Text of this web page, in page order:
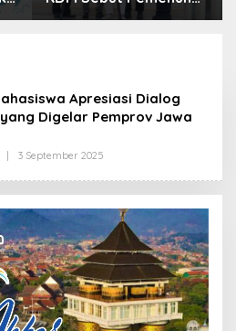
Kebutuhan Dasar
Apresiasi Dialog
Digelar Pemprov Jawa
3 September 2025
E
H
R
D
A
K
I